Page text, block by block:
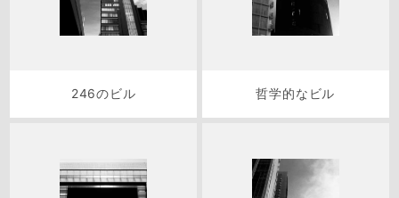
246のビル 哲学的なビル